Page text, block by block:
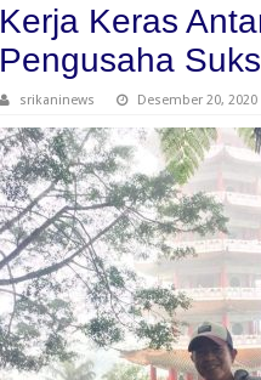
Kerja Keras
Pengusaha
srikaninews Desember 20, 2020